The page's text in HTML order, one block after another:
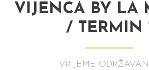
VIJENCA BY LA
/ TERMIN 1
VRIJEME